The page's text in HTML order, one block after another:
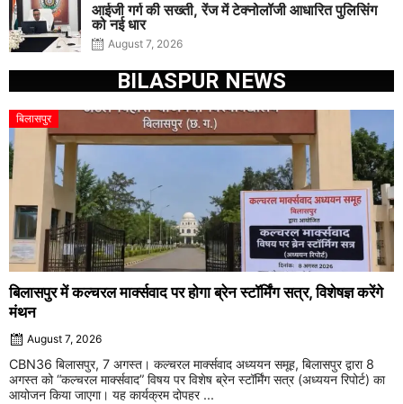
आईजी गर्ग की सख्ती, रेंज में टेक्नोलॉजी आधारित पुलिसिंग
को नई धार
August 7, 2026
BILASPUR NEWS
बिलासपुर
बिलासपुर में कल्चरल मार्क्सवाद पर होगा ब्रेन स्टॉर्मिंग सत्र, विशेषज्ञ करेंगे
मंथन
August 7, 2026
CBN36 बिलासपुर, 7 अगस्त। कल्चरल मार्क्सवाद अध्ययन समूह, बिलासपुर द्वारा 8
अगस्त को “कल्चरल मार्क्सवाद” विषय पर विशेष ब्रेन स्टॉर्मिंग सत्र (अध्ययन रिपोर्ट) का
आयोजन किया जाएगा। यह कार्यक्रम दोपहर ...